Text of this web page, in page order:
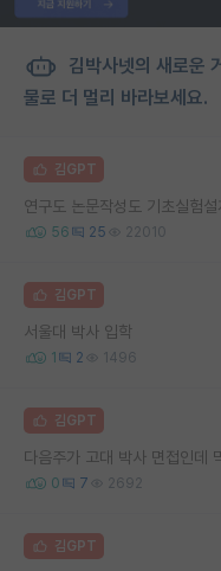
김박사넷의 새로운
물로 더 멀리 바라보세요.
김GPT
연구도 논문작성도 기초실험
56 25 22010
김GPT
서울대 박사 입학
1 2 1496
김GPT
다음주가 고대 박사 면접인데
0 7 2692
김GPT